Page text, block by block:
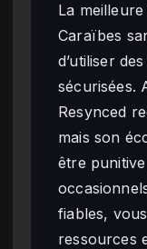
La
Caraïbes
d’utiliser
sécurisées.
Resynced
mais son
être
fiables,
ressources